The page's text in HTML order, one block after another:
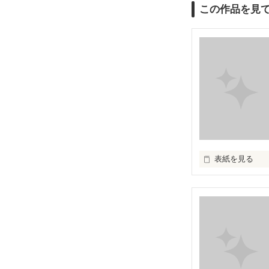
この作品を見
表紙を見る
私には、あな